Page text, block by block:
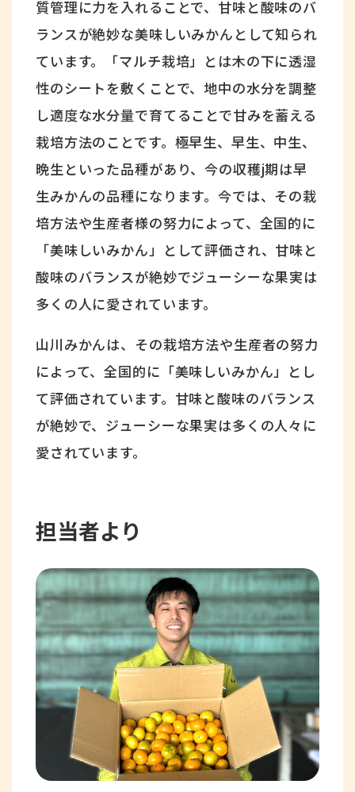
質管理に力を入れることで、甘味と酸味のバ
ランスが絶妙な美味しいみかんとして知られ
ています。「マルチ栽培」とは木の下に透湿
性のシートを敷くことで、地中の水分を調整
し適度な水分量で育てることで甘みを蓄える
栽培方法のことです。極早生、早生、中生、
晩生といった品種があり、今の収穫j期は早
生みかんの品種になります。今では、その栽
培方法や生産者様の努力によって、全国的に
「美味しいみかん」として評価され、甘味と
酸味のバランスが絶妙でジューシーな果実は
多くの人に愛されています。
山川みかんは、その栽培方法や生産者の努力
によって、全国的に「美味しいみかん」とし
て評価されています。甘味と酸味のバランス
が絶妙で、ジューシーな果実は多くの人々に
愛されています。
担当者より